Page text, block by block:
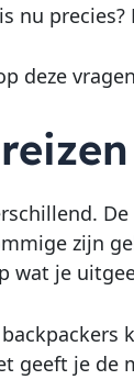
nu
deze
zijn
wat je
geeft je